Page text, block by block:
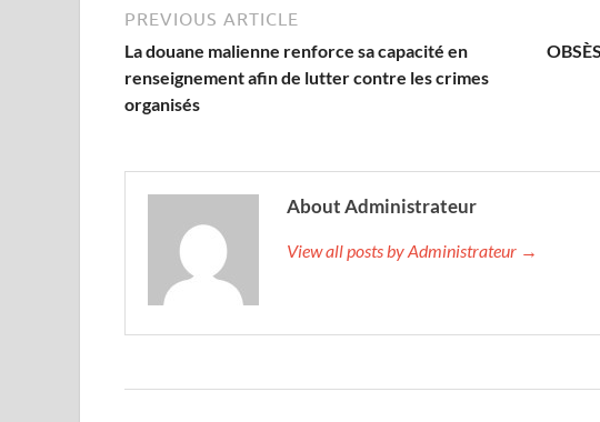
PREVIOUS ARTICLE
La douane malienne renforce sa capacité en
renseignement afin de lutter contre les crimes
organisés
About Administrateur
View all posts by Administrateur →